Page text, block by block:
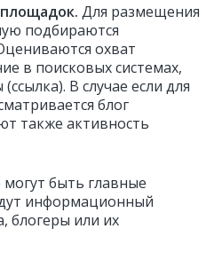
Для размещения
подбираются
охват
в поисковых системах,
(ссылка). В случае если для
блог
также активность
могут быть главные
информационный
блогеры или их